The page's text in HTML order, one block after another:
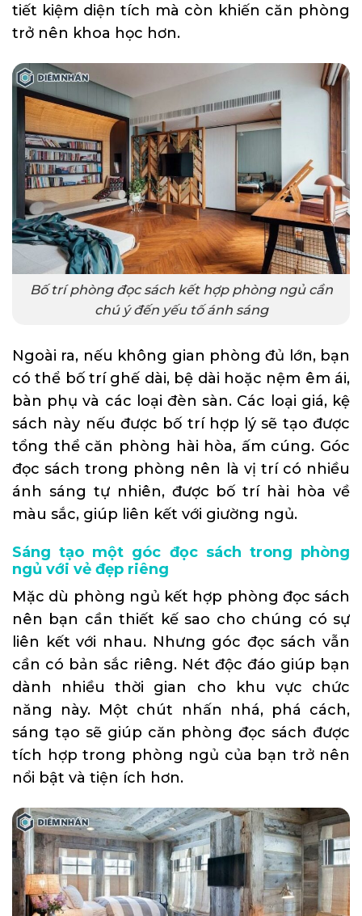
tiết kiệm diện tích mà còn khiến căn phòng
trở nên khoa học hơn.
Bố trí phòng đọc sách kết hợp phòng ngủ cần
chú ý đến yếu tố ánh sáng
Ngoài ra, nếu không gian phòng đủ lớn, bạn
có thể bố trí ghế dài, bệ dài hoặc nệm êm ái,
bàn phụ và các loại đèn sàn. Các loại giá, kệ
sách này nếu được bố trí hợp lý sẽ tạo được
tổng thể căn phòng hài hòa, ấm cúng. Góc
đọc sách trong phòng nên là vị trí có nhiều
ánh sáng tự nhiên, được bố trí hài hòa về
màu sắc, giúp liên kết với giường ngủ.
Sáng tạo một góc đọc sách trong phòng
ngủ với vẻ đẹp riêng
Mặc dù phòng ngủ kết hợp phòng đọc sách
nên bạn cần thiết kế sao cho chúng có sự
liên kết với nhau. Nhưng góc đọc sách vẫn
cần có bản sắc riêng. Nét độc đáo giúp bạn
dành nhiều thời gian cho khu vực chức
năng này. Một chút nhấn nhá, phá cách,
sáng tạo sẽ giúp căn phòng đọc sách được
tích hợp trong phòng ngủ của bạn trở nên
nổi bật và tiện ích hơn.